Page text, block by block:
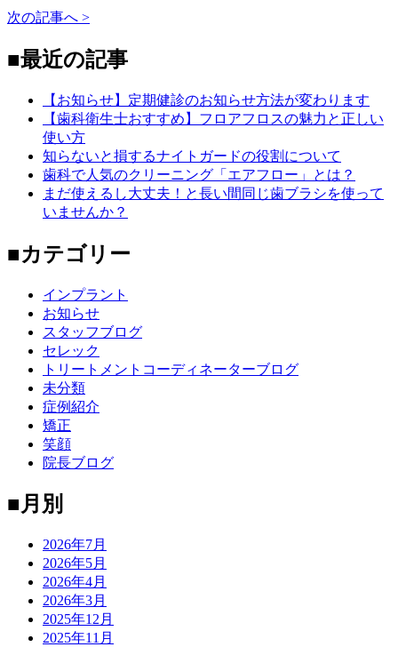
次の記事へ >
■最近の記事
【お知らせ】定期健診のお知らせ方法が変わります
【歯科衛生士おすすめ】フロアフロスの魅力と正しい
使い方
知らないと損するナイトガードの役割について
歯科で人気のクリーニング「エアフロー」とは？
まだ使えるし大丈夫！と長い間同じ歯ブラシを使って
いませんか？
■カテゴリー
インプラント
お知らせ
スタッフブログ
セレック
トリートメントコーディネーターブログ
未分類
症例紹介
矯正
笑顔
院長ブログ
■月別
2026年7月
2026年5月
2026年4月
2026年3月
2025年12月
2025年11月